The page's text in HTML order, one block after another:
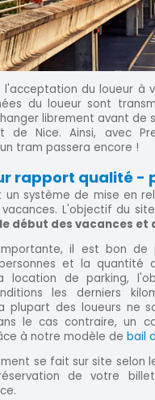
du loueur à
du loueur sont
librement avant de
de Nice. Ainsi, avec
tram passera encore !
rapport qualité -
un système de mise en
L'objectif du
début des vacances et
il est bon de
et la quantité
location de parking,
les derniers
plupart des loueurs ne
le cas contraire, un
à notre modèle de bail
se fait sur site selon
de votre